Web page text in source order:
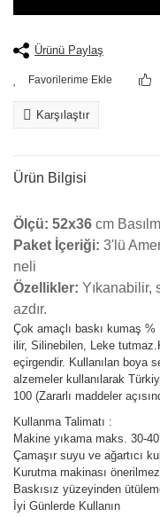
Ürünü Paylaş
Karşılaştır
Ürün Bilgisi
Ölçü: 52x36 cm
Paket İçeriği: 3'lü
neli
Özellikler: Yıkanabilir,
azdır.
Çok amaçlı baskı kumaş
ilir, Silinebilen, Leke
eçirgendir. Kullanılan boya
alzemeler kullanılarak
100 (Zararlı maddeler
Kullanma Talimatı :
Makine yıkama maks. 30-
Çamaşır suyu ve ağartıcı
Kurutma makinası
Baskısız yüzeyinden
İyi Günlerde Kullanın